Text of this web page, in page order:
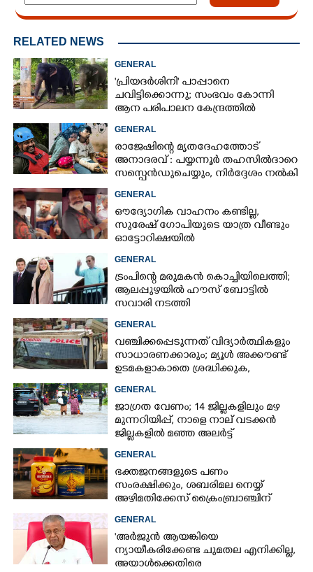
RELATED NEWS
GENERAL
'പ്രിയദർശിനി' പാപ്പാനെ
ചവിട്ടിക്കൊന്നു; സംഭവം കോന്നി
ആന പരിപാലന കേന്ദ്രത്തിൽ
GENERAL
രാജേഷിന്റെ മൃതദേഹത്തോട്
അനാദരവ് : പയ്യന്നൂർ തഹസിൽദാറെ
സസ്പെൻഡുചെയ്യും, നിർദ്ദേശം നൽകി
GENERAL
ഔദ്യോഗിക വാഹനം കണ്ടില്ല,
സുരേഷ് ഗോപിയുടെ യാത്ര വീണ്ടും
ഓട്ടോറിക്ഷയിൽ
GENERAL
ട്രംപിന്റെ മരുമകൻ കൊച്ചിയിലെത്തി;
ആലപ്പുഴയിൽ ഹൗസ് ബോട്ടിൽ
സവാരി നടത്തി
GENERAL
വഞ്ചിക്കപ്പെടുന്നത് വിദ്യാർത്ഥികളും
സാധാരണക്കാരും; മ്യൂൾ അക്കൗണ്ട്
ഉടമകളാകാതെ ശ്രദ്ധിക്കുക,
GENERAL
ജാഗ്രത വേണം; 14 ജില്ലകളിലും മഴ
മുന്നറിയിപ്പ്, നാളെ നാല് വടക്കൻ
ജില്ലകളിൽ മഞ്ഞ അലർട്ട്
GENERAL
ഭക്തജനങ്ങളുടെ പണം
സംരക്ഷിക്കും, ശബരിമല നെയ്യ്
അഴിമതിക്കേസ് ക്രൈംബ്രാഞ്ചിന്
GENERAL
'അർജുൻ ആയങ്കിയെ
ന്യായീകരിക്കേണ്ട ചുമതല എനിക്കില്ല,
അയാൾക്കെതിരെ